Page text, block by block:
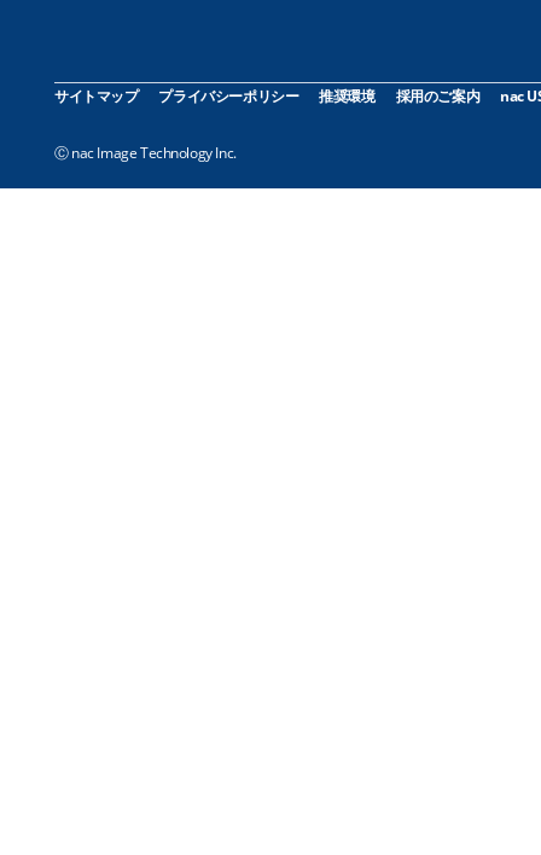
サイトマップ プライバシーポリシー 推奨環境 採用のご案内 nac
Ⓒ nac Image Technology Inc.